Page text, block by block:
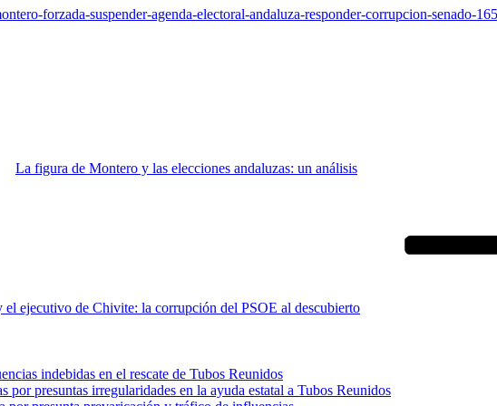
forzada-suspender-agenda-electoral-andaluza-responder-corrupcion-senado-
La figura de Montero y las elecciones andaluzas: un análisis
el ejecutivo de Chivite: la corrupción del PSOE al descubierto
indebidas en el rescate de Tubos Reunidos
presuntas irregularidades en la ayuda estatal a Tubos Reunidos